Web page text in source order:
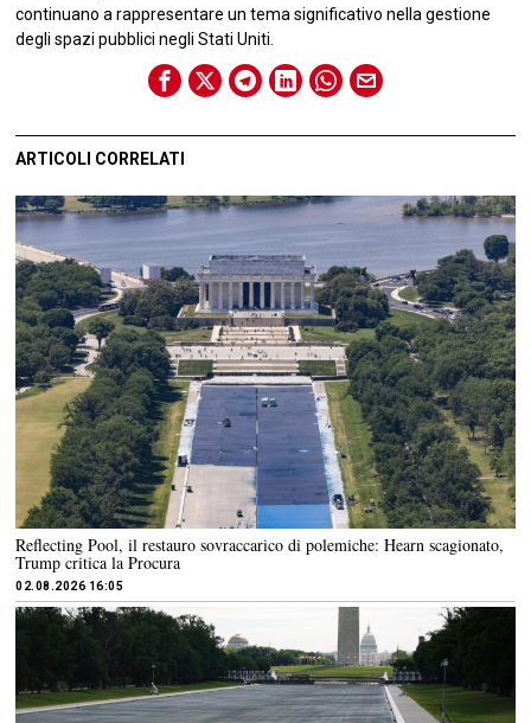
continuano a rappresentare un tema significativo nella gestione
degli spazi pubblici negli Stati Uniti.
ARTICOLI CORRELATI
Reflecting Pool, il restauro sovraccarico di polemiche: Hearn scagionato,
Trump critica la Procura
02.08.2026 16:05